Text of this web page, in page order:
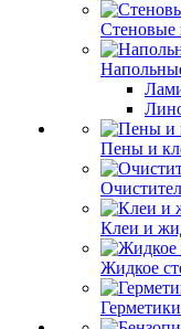
Пены и
Клеи и
Жидкое
Герметики